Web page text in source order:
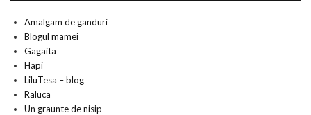
Amalgam de ganduri
Blogul mamei
Gagaita
Hapi
LiluTesa – blog
Raluca
Un graunte de nisip